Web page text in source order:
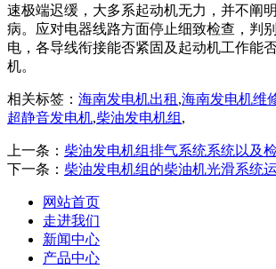
速极端迟缓，大多系起动机无力，并不阐
病。应对电器线路方面停止细致检查，判
电，各导线衔接能否紧固及起动机工作能
机。
相关标签： 海南发电机出租 ,海南发电机维
超静音发电机,柴油发电机组 ,
上一条： 柴油发电机组排气系统系统以及
下一条： 柴油发电机组的柴油机光滑系统
网站首页
走进我们
新闻中心
产品中心